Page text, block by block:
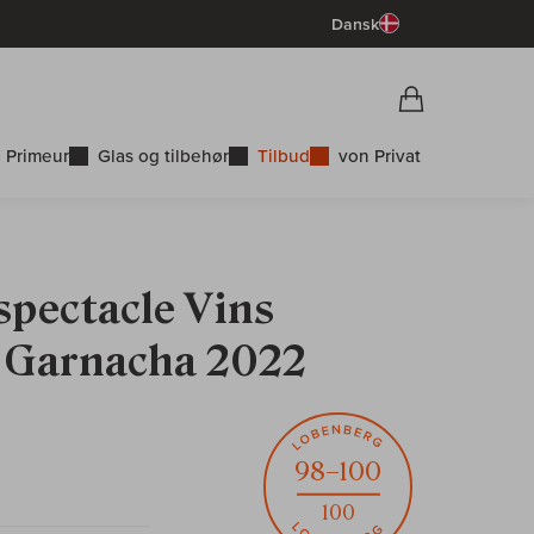
Dansk
Primeur Glas og tilbehør Tilbud von Privat
Vins
2022
98–100
100